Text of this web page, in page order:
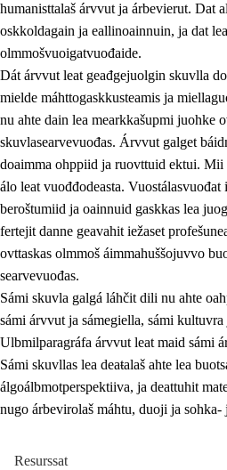
1.1 Olmmošárvu
1.2 Identitehta ja kultuvrralaš
1.3 Kritihkalaš jurddašeapmi ja
1.4 Hutkanillu, beroštupmi ja
1.5 Luondduákten ja
1.6 Demokratiija ja
humanisttalaš árvvut ja árbevierut. Dat
oskkoldagain ja eallinoainnuin, ja dat
olmmošvuoigatvuođaide.
Dát árvvut leat geađgejuolgin skuvlla
mielde máhttogaskkusteamis ja
nu ahte dain lea mearkkašupmi juohke
skuvlasearvevuođas. Árvvut galget
doaimma ohppiid ja ruovttuid ektui. Mii
álo leat vuođđodeasta.
beroštumiid ja oainnuid gaskkas lea
fertejit danne geavahit iežaset
ovttaskas olmmoš áimmahuššojuvvo
searvevuođas.
Sámi skuvla galgá láhčit dili nu ahte
sámi árvvut ja sámegiella, sámi
Ulbmilparagráfa árvvut leat maid sámi
Sámi skuvllas lea deaŧalaš ahte lea
álgoálbmotperspektiiva, ja deattuhit
nugo árbevirolaš máhtu, duoji ja sohka-
Resurssat